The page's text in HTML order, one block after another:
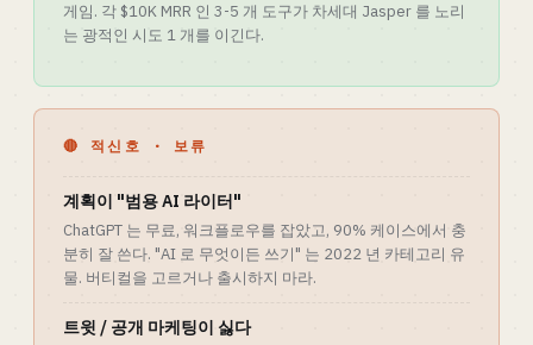
게임. 각 $10K MRR 인 3-5 개 도구가 차세대 Jasper 를 노리
는 광적인 시도 1 개를 이긴다.
🔴 적신호 · 보류
계획이 "범용 AI 라이터"
ChatGPT 는 무료, 워크플로우를 잡았고, 90% 케이스에서 충
분히 잘 쓴다. "AI 로 무엇이든 쓰기" 는 2022 년 카테고리 유
물. 버티컬을 고르거나 출시하지 마라.
트윗 / 공개 마케팅이 싫다